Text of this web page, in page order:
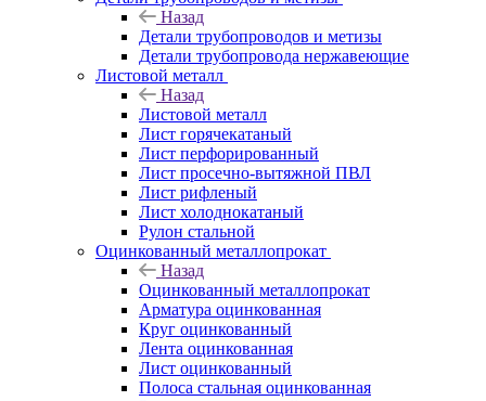
Назад
Детали трубопроводов и метизы
Детали трубопровода нержавеющие
Листовой металл
Назад
Листовой металл
Лист горячекатаный
Лист перфорированный
Лист просечно-вытяжной ПВЛ
Лист рифленый
Лист холоднокатаный
Рулон стальной
Оцинкованный металлопрокат
Назад
Оцинкованный металлопрокат
Арматура оцинкованная
Круг оцинкованный
Лента оцинкованная
Лист оцинкованный
Полоса стальная оцинкованная